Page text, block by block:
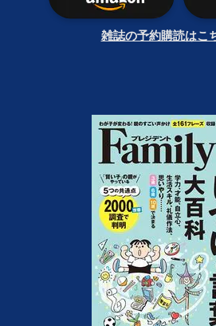
雑誌の予約購読はこ